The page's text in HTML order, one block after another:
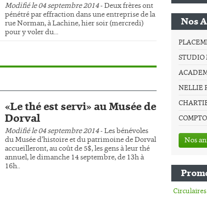
Modifié le 04 septembre 2014- Deux frères ont
pénétré par effraction dans une entreprise de la
rue Norman, à Lachine, hier soir (mercredi)
pour y voler du...
«Le thé est servi» au Musée de
Dorval
Modifié le 04 septembre 2014- Les bénévoles
du Musée d’histoire et du patrimoine de Dorval
accueilleront, au coût de 5$, les gens à leur thé
annuel, le dimanche 14 septembre, de 13h à
16h..
Nos
STUDIO
NELLIE
Nos
Circulaires